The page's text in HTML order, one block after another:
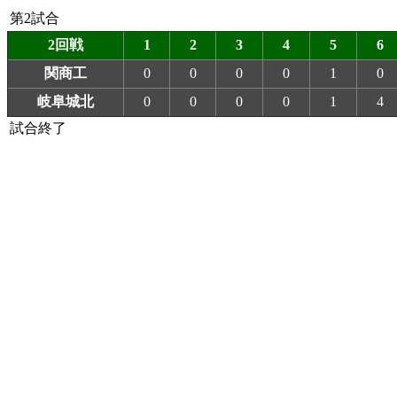
第2試合
2回戦
1 2 3 4 5 6
関商工
0 0 0 0 1 0
岐阜城北
0 0 0 0 1 4
試合終了